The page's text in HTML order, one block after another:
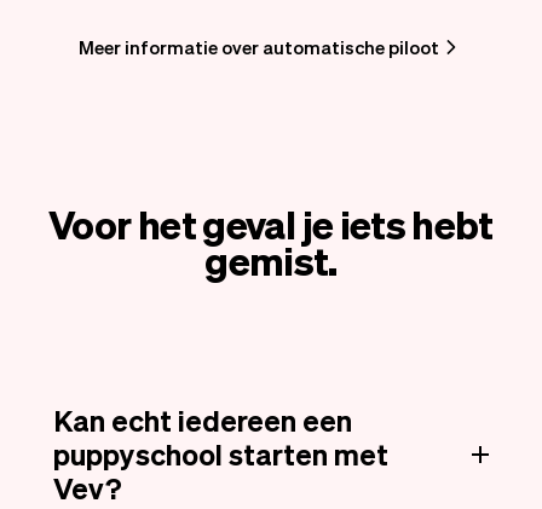
Meer informatie over automatische piloot
Voor het geval je iets hebt
gemist.
Kan echt iedereen een
puppyschool starten met
Vev?